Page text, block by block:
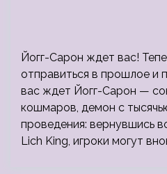
Йогг-Сарон ждет вас!
отправиться в прошлое и
вас ждет Йогг-Сарон —
кошмаров, демон с
проведения: вернувшись
Lich King, игроки могут